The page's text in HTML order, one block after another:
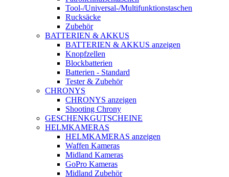
Tool-/Universal-/Multifunktionstaschen
Rucksäcke
Zubehör
BATTERIEN & AKKUS
BATTERIEN & AKKUS anzeigen
Knopfzellen
Blockbatterien
Batterien - Standard
Tester & Zubehör
CHRONYS
CHRONYS anzeigen
Shooting Chrony
GESCHENKGUTSCHEINE
HELMKAMERAS
HELMKAMERAS anzeigen
Waffen Kameras
Midland Kameras
GoPro Kameras
Midland Zubehör